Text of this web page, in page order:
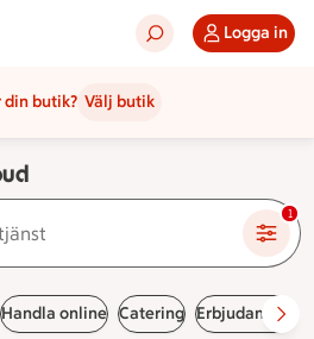
Logga in
din butik? Välj butik
1
Handla online Catering Erbjudanden